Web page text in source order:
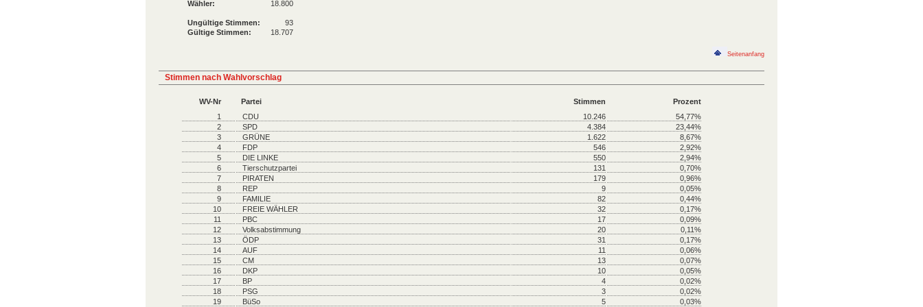
Wähler: 18.800
Ungültige Stimmen:
93
Gültige Stimmen:
18.707
Seitenanfang
Stimmen nach Wahlvorschlag
WV-Nr Partei Stimmen
Prozent
1
CDU 10.246
54,77%
2
SPD 4.384
23,44%
3
GRÜNE 1.622
8,67%
4
FDP 546
2,92%
5
DIE LINKE 550
2,94%
6
Tierschutzpartei 131
0,70%
7
PIRATEN 179
0,96%
8
REP 9
0,05%
9
FAMILIE 82
0,44%
10
FREIE WÄHLER 32
0,17%
11
PBC 17
0,09%
12
Volksabstimmung 20
0,11%
13
ÖDP 31
0,17%
14
AUF 11
0,06%
15
CM 13
0,07%
16
DKP 10
0,05%
17
BP 4
0,02%
18
PSG 3
0,02%
19
BüSo 5 0,03%